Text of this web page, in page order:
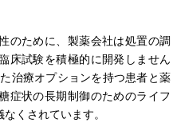
のために、製薬会社は処置の調
床試験を積極的に開発しません
治療オプションを持つ患者と薬
症状の長期制御のためのライフ
くされています。